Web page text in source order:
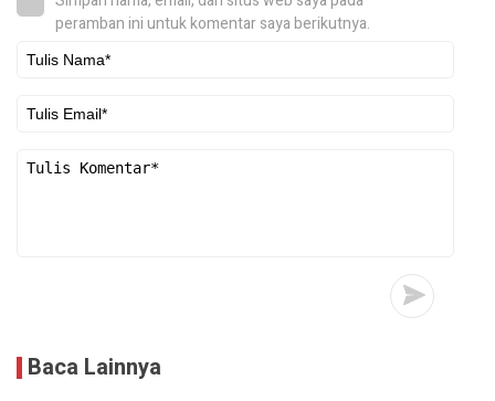
peramban ini untuk komentar saya berikutnya.
Baca Lainnya